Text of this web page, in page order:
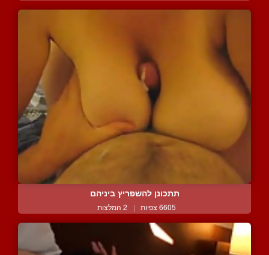
תתכונן להשפריץ ביניהם
6605 צפיות | 2 המלצות